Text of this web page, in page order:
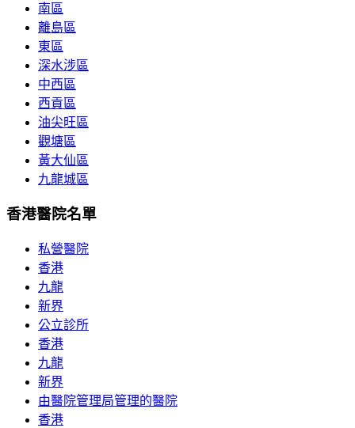
南區
離島區
東區
深水涉區
中西區
西貢區
油尖旺區
觀塘區
黃大仙區
九龍城區
香港醫院名單
私營醫院
香港
九龍
新界
公立診所
香港
九龍
新界
由醫院管理局管理的醫院
香港